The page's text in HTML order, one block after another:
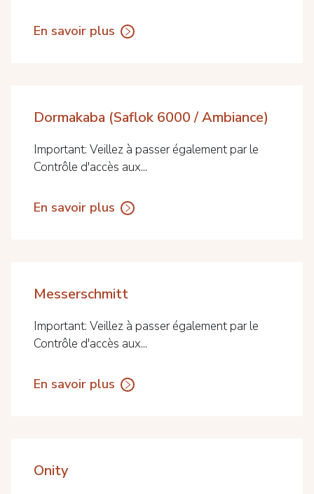
En savoir plus
Dormakaba (Saflok 6000 / Ambiance)
Important: Veillez à passer également par le
Contrôle d'accès aux...
En savoir plus
Messerschmitt
Important: Veillez à passer également par le
Contrôle d'accès aux...
En savoir plus
Onity